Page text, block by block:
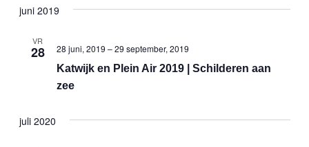
juni 2019
VR
28
Katwijk en Plein Air 2019 | Schilderen aan
zee
28 juni, 2019 –29 september, 2019
juli 2020